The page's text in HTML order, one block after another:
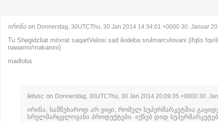
ირინა on Donnerstag, 30UTCThu, 30 Jan 2014 14:34:01 +0000 30. Januar
Tu Shegidzliat mitxrat saqartVelosi sad ikideba srulmarcvlovani (ifqlis
nawarmi/makaroni)
madloba
letusc on Donnerstag, 30UTCThu, 30 Jan 2014 20:09:35 +0000 30.
ირინა, სამწუხაროდ არ ვიცი, რომელ სუპერმარკეტშია
სრულმარცვლოვანი პროდუქტები. იქნებ დიდ